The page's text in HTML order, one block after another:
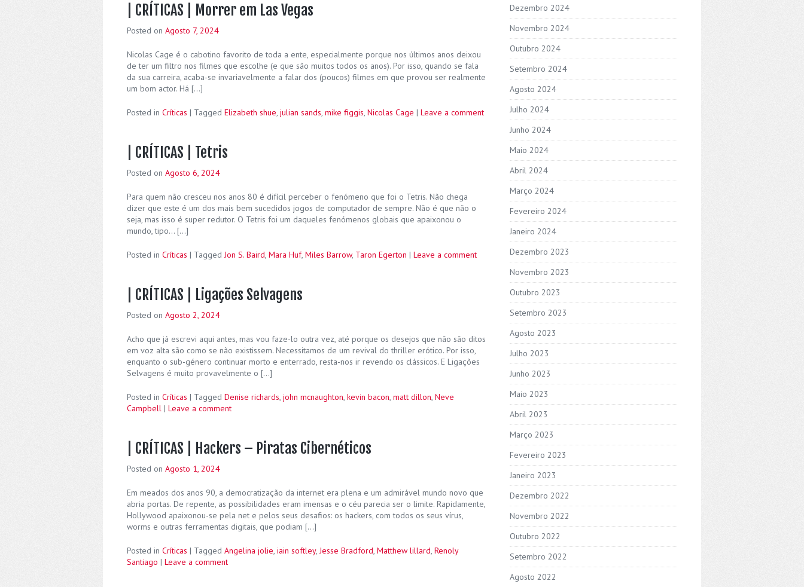
| CRÍTICAS | Morrer em Las Vegas
Posted on Agosto 7, 2024
Nicolas Cage é o cabotino favorito de toda a ente, especialmente porque nos últimos anos deixou
de ter um filtro nos filmes que escolhe (e que são muitos todos os anos). Por isso, quando se fala
da sua carreira, acaba-se invariavelmente a falar dos (poucos) filmes em que provou ser realmente
um bom actor. Há […]
Posted in Críticas | Tagged Elizabeth shue, julian sands, mike figgis, Nicolas Cage | Leave a comment
| CRÍTICAS | Tetris
Posted on Agosto 6, 2024
Para quem não cresceu nos anos 80 é difícil perceber o fenómeno que foi o Tetris. Não chega
dizer que este é um dos mais bem sucedidos jogos de computador de sempre. Não é que não o
seja, mas isso é super redutor. O Tetris foi um daqueles fenómenos globais que apaixonou o
mundo, tipo… […]
Posted in Críticas | TaggedJon S. Baird, Mara Huf, Miles Barrow, Taron Egerton | Leave a comment
| CRÍTICAS | Ligações Selvagens
Posted on Agosto 2, 2024
Acho que já escrevi aqui antes, mas vou faze-lo outra vez, até porque os desejos que não são ditos
em voz alta são como se não existissem. Necessitamos de um revival do thriller erótico. Por isso,
enquanto o sub-género continuar morto e enterrado, resta-nos ir revendo os clássicos. E Ligações
Selvagens é muito provavelmente o […]
Posted in Críticas | Tagged Denise richards, john mcnaughton, kevin bacon, matt dillon, Neve
Campbell | Leave a comment
| CRÍTICAS | Hackers – Piratas Cibernéticos
Posted on Agosto 1, 2024
Em meados dos anos 90, a democratização da internet era plena e um admirável mundo novo que
abria portas. De repente, as possibilidades eram imensas e o céu parecia ser o limite. Rapidamente,
Hollywood apaixonou-se pela net e pelos seus desafios: os hackers, com todos os seus vírus,
worms e outras ferramentas digitais, que podiam […]
Posted in Críticas | Tagged Angelina jolie, iain softley,Jesse Bradford, Matthew lillard, Renoly
Santiago | Leave a comment
Dezembro 2024
Novembro 2024
Outubro 2024
Setembro 2024
Agosto 2024
Julho 2024
Junho 2024
Maio 2024
Abril 2024
Março 2024
Fevereiro 2024
Janeiro 2024
Dezembro 2023
Novembro 2023
Outubro 2023
Setembro 2023
Agosto 2023
Julho 2023
Junho 2023
Maio 2023
Abril 2023
Março 2023
Fevereiro 2023
Janeiro 2023
Dezembro 2022
Novembro 2022
Outubro 2022
Setembro 2022
Agosto 2022